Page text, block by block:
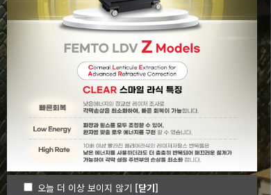
오늘 더 이상 보이지 않기 [닫기]
한빛안과가 여러분들의
눈 지킴이가 되겠습니다.